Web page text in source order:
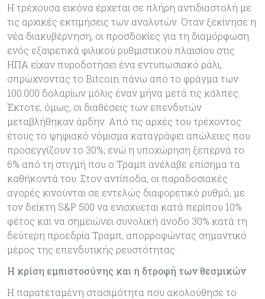
Η τρέχουσα εικόνα έρχεται σε πλήρη αντιδιαστολή με
τις αρχικές εκτιμήσεις των αναλυτών. Όταν ξεκίνησε η
νέα διακυβέρνηση, οι προσδοκίες για τη διαμόρφωση
ενός εξαιρετικά φιλικού ρυθμιστικού πλαισίου στις
ΗΠΑ είχαν πυροδοτήσει ένα εντυπωσιακό ράλι,
σπρώχνοντας το Bitcoin πάνω από το φράγμα των
100.000 δολαρίων μόλις έναν μήνα μετά τις κάλπες.
Έκτοτε, όμως, οι διαθέσεις των επενδυτών
μεταβλήθηκαν άρδην. Από τις αρχές του τρέχοντος
έτους το ψηφιακό νόμισμα καταγράφει απώλειες που
προσεγγίζουν το 30%, ενώ η υποχώρηση ξεπερνά το
6% από τη στιγμή που ο Τραμπ ανέλαβε επίσημα τα
καθήκοντά του. Στον αντίποδα, οι παραδοσιακές
αγορές κινούνται σε εντελώς διαφορετικό ρυθμό, με
τον δείκτη S&P 500 να ενισχύεται κατά περίπου 10%
φέτος και να σημειώνει συνολική άνοδο 30% κατά τη
δεύτερη προεδρία Τραμπ, απορροφώντας σημαντικό
μέρος της επενδυτικής ρευστότητας.
Η κρίση εμπιστοσύνης και η δτροφή των θεσμικών
Η παρατεταμένη στασιμότητα που ακολούθησε το